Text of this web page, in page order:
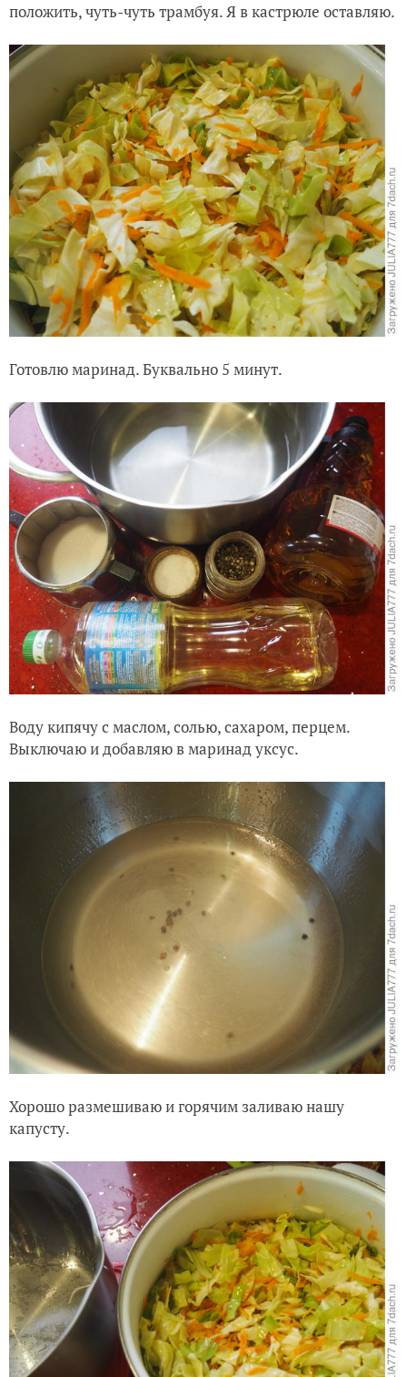
положить, чуть-чуть трамбуя. Я в кастрюле оставляю.
Готовлю маринад. Буквально 5 минут.
Воду кипячу с маслом, солью, сахаром, перцем.
Выключаю и добавляю в маринад уксус.
Хорошо размешиваю и горячим заливаю нашу
капусту.